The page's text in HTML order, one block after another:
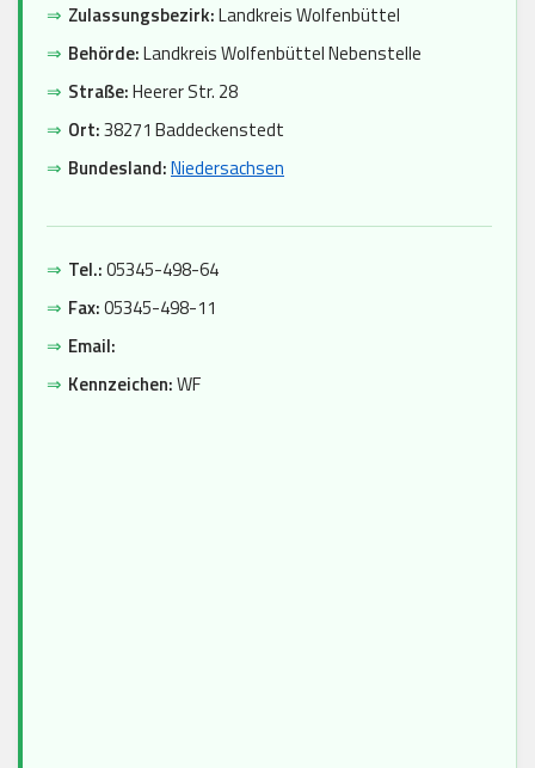
⇒ Zulassungsbezirk:Landkreis Wolfenbüttel
⇒ Behörde:Landkreis Wolfenbüttel Nebenstelle
⇒ Straße:Heerer Str. 28
⇒ Ort:38271 Baddeckenstedt
⇒ Bundesland:Niedersachsen
⇒ Tel.:05345-498-64
⇒ Fax:05345-498-11
⇒ Email:
⇒ Kennzeichen:WF